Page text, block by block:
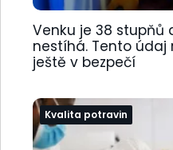
Venku je 38 stupňů
nestíhá. Tento údaj
ještě v bezpečí
Kvalita potravin